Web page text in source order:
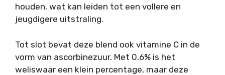
houden, wat kan leiden tot een vollere en
jeugdigere uitstraling.
Tot slot bevat deze blend ook vitamine C in de
vorm van ascorbinezuur. Met 0,6% is het
weliswaar een klein percentage, maar deze